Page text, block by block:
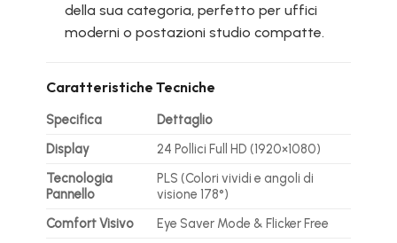
della sua categoria, perfetto per uffici
moderni o postazioni studio compatte.
Caratteristiche Tecniche
Specifica
Dettaglio
Display
24 Pollici Full HD (1920×1080)
Tecnologia
Pannello
PLS (Colori vividi e angoli di
visione 178°)
Comfort Visivo
Eye Saver Mode & Flicker Free